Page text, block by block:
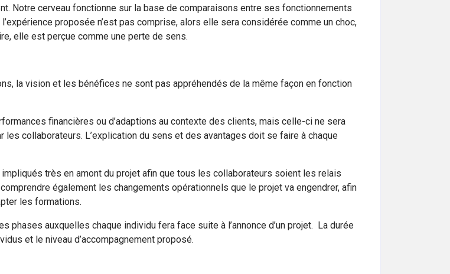
Notre cerveau fonctionne sur la base de comparaisons entre ses fonctionnements
proposée n’est pas comprise, alors elle sera considérée comme un choc,
elle est perçue comme une perte de sens.
la vision et les bénéfices ne sont pas appréhendés de la même façon en fonction
financières ou d’adaptions au contexte des clients, mais celle-ci ne sera
collaborateurs. L’explication du sens et des avantages doit se faire à chaque
très en amont du projet afin que tous les collaborateurs soient les relais
également les changements opérationnels que le projet va engendrer, afin
les formations.
auxquelles chaque individu fera face suite à l’annonce d’un projet. La durée
et le niveau d’accompagnement proposé.